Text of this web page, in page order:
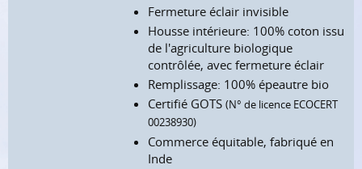
Fermeture éclair invisible
Housse intérieure: 100% coton issu
de l'agriculture biologique
contrôlée, avec fermeture éclair
Remplissage: 100% épeautre bio
Certifié GOTS(N° de licence ECOCERT
00238930)
Commerce équitable, fabriqué en
Inde